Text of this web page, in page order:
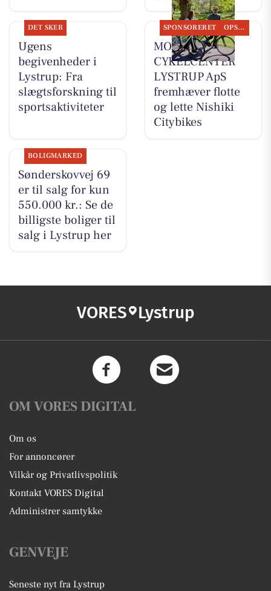
DET SKER
Ugens
begivenheder i
Lystrup: Fra
slægtsforskning til
sportsaktiviteter
SPONSORERET OPSLAGSTAVLEN
MOSQUITO
CYKELCENTER
LYSTRUP ApS
fremhæver flotte
og lette Nishiki
Citybikes
BOLIGMARKED
Sønderskovvej 69
er til salg for kun
550.000 kr.: Se de
billigste boliger til
salg i Lystrup her
VORES Lystrup
OM VORES DIGITAL
Om os
For annoncører
Vilkår og Privatlivspolitik
Kontakt VORES Digital
Administrer samtykke
GENVEJE
Seneste nyt fra Lystrup